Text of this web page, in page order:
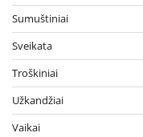
Sumuštiniai
Sveikata
Troškiniai
Užkandžiai
Vaikai